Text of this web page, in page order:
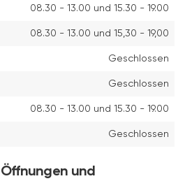
08.30 - 13.00 und 15.30 - 19.00
08.30 - 13.00 und 15,30 - 19,00
Geschlossen
Geschlossen
08.30 - 13.00 und 15.30 - 19.00
Geschlossen
und